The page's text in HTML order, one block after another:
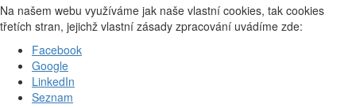
Na našem webu využíváme jak naše vlastní cookies, tak cookies
třetích stran, jejichž vlastní zásady zpracování uvádíme zde:
Facebook
Google
LinkedIn
Seznam